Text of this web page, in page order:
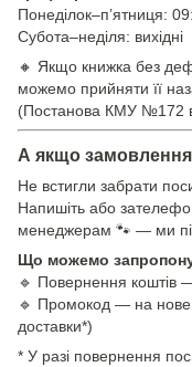
Понеділок–п’ятниця:
Субота–неділя: вихідні
🔸 Якщо книжка без
можемо прийняти її
(Постанова КМУ №172
А якщо
Не встигли забрати
Напишіть або
менеджерам 🐾 — ми
Що можемо
🔹 Повернення коштів
🔹 Промокод — на нове
доставки*)
* У разі повернення